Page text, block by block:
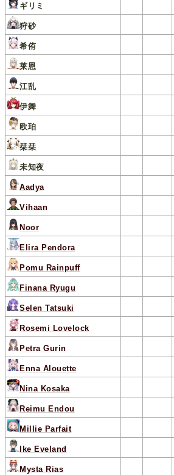
ギリミ
狩砂
希侑
莱恩
江乱
伊舞
欧珀
栞栞
未知夜
Aadya
Vihaan
Noor
Elira Pendora
Pomu Rainpuff
Finana Ryugu
Selen Tatsuki
Rosemi Lovelock
Petra Gurin
Enna Alouette
Nina Kosaka
Reimu Endou
Millie Parfait
Ike Eveland
Mysta Rias